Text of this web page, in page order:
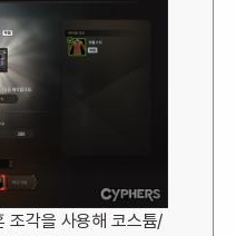
조각을 사용해 코스튬/